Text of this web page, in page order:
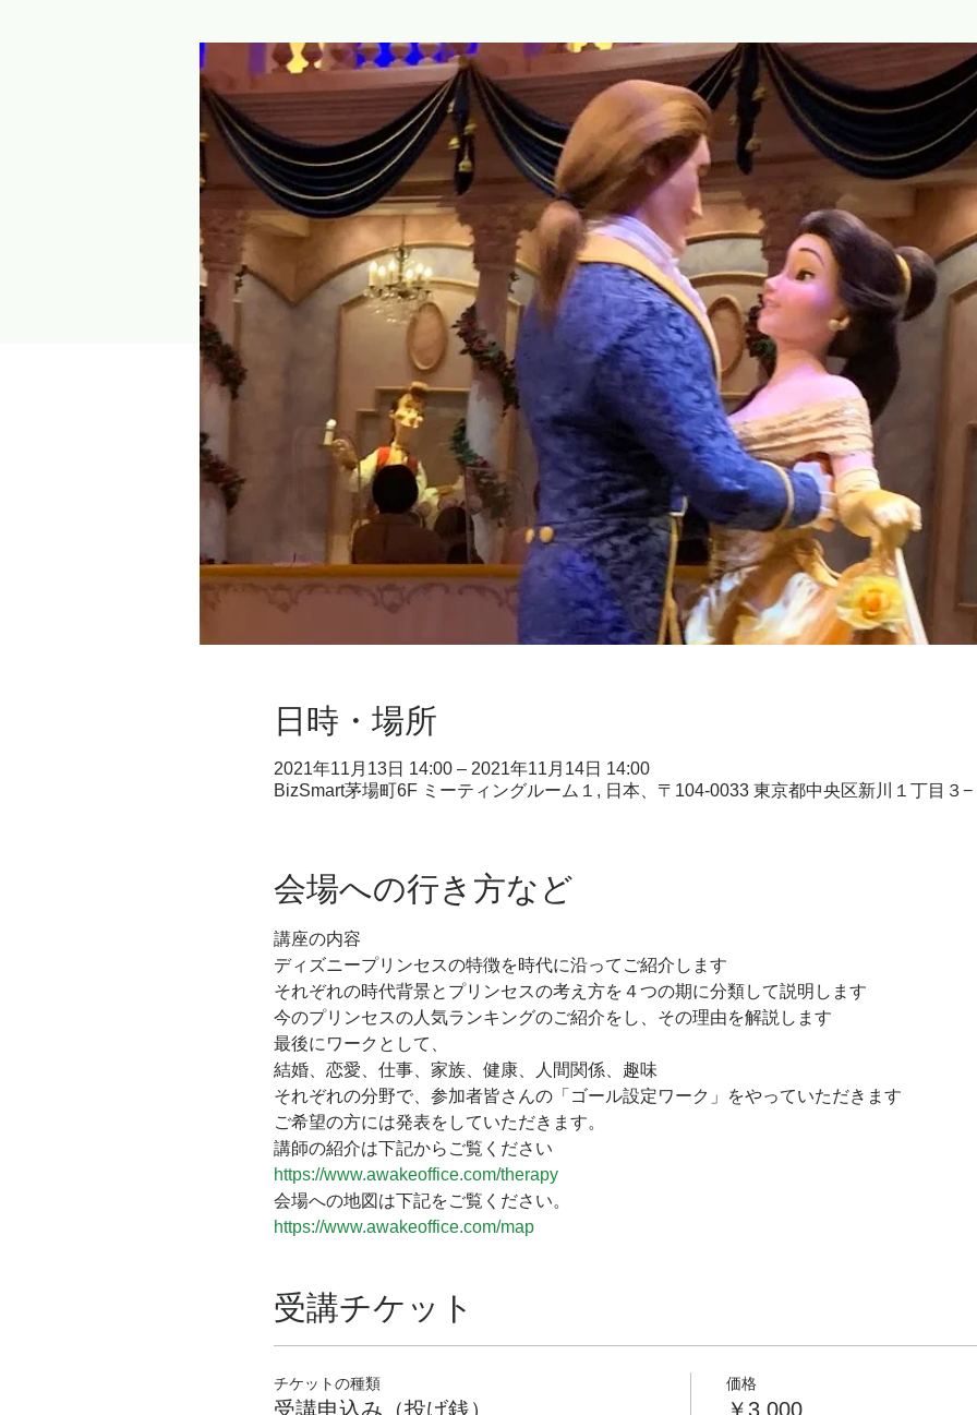
日時・場所
2021年11月13日 14:00 – 2021年11月14日 14:00
BizSmart茅場町6F ミーティングルーム１, 日本、〒104-0033 東京都中央区新川１丁目３−
会場への行き方など
講座の内容
ディズニープリンセスの特徴を時代に沿ってご紹介します
それぞれの時代背景とプリンセスの考え方を４つの期に分類して説明します
今のプリンセスの人気ランキングのご紹介をし、その理由を解説します
最後にワークとして、
結婚、恋愛、仕事、家族、健康、人間関係、趣味
それぞれの分野で、参加者皆さんの「ゴール設定ワーク」をやっていただきます
ご希望の方には発表をしていただきます。
講師の紹介は下記からご覧ください
https://www.awakeoffice.com/therapy
会場への地図は下記をご覧ください。
https://www.awakeoffice.com/map
受講チケット
チケットの種類
受講申込み（投げ銭）
価格
￥3,000